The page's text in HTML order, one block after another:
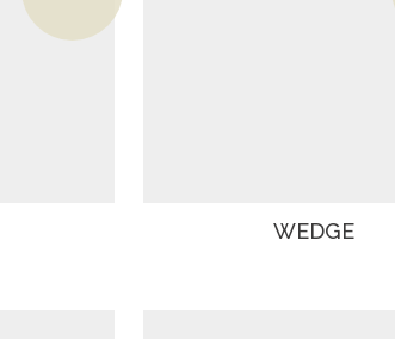
Le prix actuel est : 545€.
WEDGE